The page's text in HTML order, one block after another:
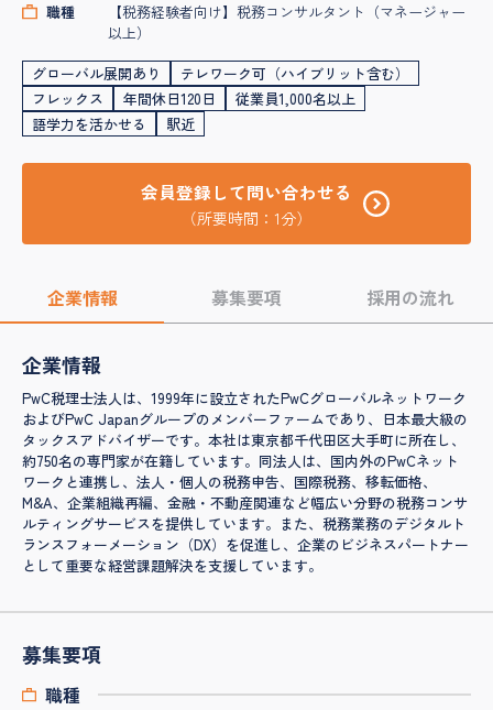
職種
【税務経験者向け】税務コンサルタント（マネージャー
以上）
グローバル展開あり
テレワーク可（ハイブリット含む）
フレックス
年間休日120日
従業員1,000名以上
語学力を活かせる
駅近
会員登録して問い合わせる
（所要時間：1分）
企業情報 募集要項 採用の流れ
企業情報
PwC税理士法人は、1999年に設立されたPwCグローバルネットワーク
およびPwC Japanグループのメンバーファームであり、日本最大級の
タックスアドバイザーです。本社は東京都千代田区大手町に所在し、
約750名の専門家が在籍しています。同法人は、国内外のPwCネット
ワークと連携し、法人・個人の税務申告、国際税務、移転価格、
M&A、企業組織再編、金融・不動産関連など幅広い分野の税務コンサ
ルティングサービスを提供しています。また、税務業務のデジタルト
ランスフォーメーション（DX）を促進し、企業のビジネスパートナー
として重要な経営課題解決を支援しています。
募集要項
職種